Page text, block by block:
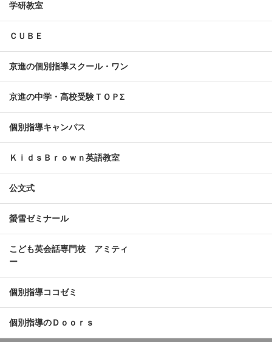
学研教室
ＣＵＢＥ
京進の個別指導スクール・ワン
京進の中学・高校受験ＴＯＰΣ
個別指導キャンパス
ＫｉｄｓＢｒｏｗｎ英語教室
公文式
螢雪ゼミナール
こども英会話専門校 アミティ
ー
個別指導ココゼミ
個別指導のＤｏｏｒｓ